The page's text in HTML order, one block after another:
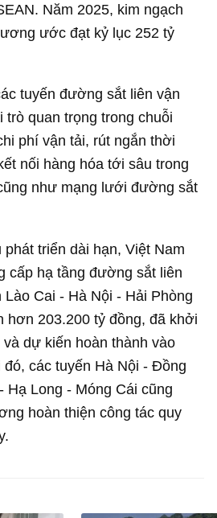
Năm 2025, kim ngạch
ước đạt kỷ lục 252 tỷ
tuyến đường sắt liên vận
trò quan trọng trong chuỗi
phí vận tải, rút ngắn thời
nối hàng hóa tới sâu trong
như mạng lưới đường sắt
triển dài hạn, Việt Nam
cấp hạ tầng đường sắt liên
Cai - Hà Nội - Hải Phòng
hơn 203.200 tỷ đồng, đã khởi
dự kiến hoàn thành vào
các tuyến Hà Nội - Đồng
Hạ Long - Móng Cái cũng
hoàn thiện công tác quy